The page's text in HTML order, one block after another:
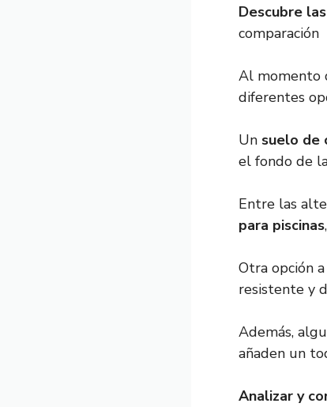
Descubre
comparación
Al momento
diferentes
Un suelo de
el fondo de
Entre las
para piscinas
Otra opción
resistente y
Además,
añaden un
Analizar y